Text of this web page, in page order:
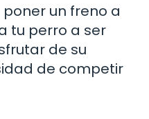
un freno a
tu perro a ser
de su
de competir